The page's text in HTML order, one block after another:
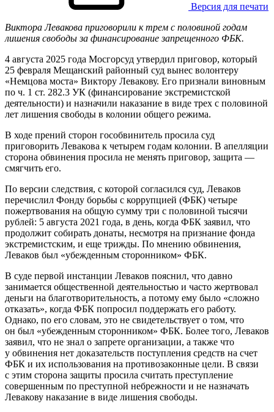
Версия для печати
Виктора Левакова приговорили к трем с половиной годам
лишения свободы за финансирование запрещенного ФБК.
4 августа 2025 года Мосгорсуд утвердил приговор, который
25 февраля Мещанский районный суд вынес волонтеру
«Немцова моста» Виктору Левакову. Его признали виновным
по ч. 1 ст. 282.3 УК (финансирование экстремистской
деятельности) и назначили наказание в виде трех с половиной
лет лишения свободы в колонии общего режима.
В ходе прений сторон гособвинитель просила суд
приговорить Левакова к четырем годам колонии. В апелляции
сторона обвинения просила не менять приговор, защита —
смягчить его.
По версии следствия, с которой согласился суд, Леваков
перечислил Фонду борьбы с коррупцией (ФБК) четыре
пожертвования на общую сумму три с половиной тысячи
рублей: 5 августа 2021 года, в день, когда ФБК заявил, что
продолжит собирать донаты, несмотря на признание фонда
экстремистским, и еще трижды. По мнению обвинения,
Леваков был «убежденным сторонником» ФБК.
В суде первой инстанции Леваков пояснил, что давно
занимается общественной деятельностью и часто жертвовал
деньги на благотворительность, а потому ему было «сложно
отказать», когда ФБК попросил поддержать его работу.
Однако, по его словам, это не свидетельствует о том, что
он был «убежденным сторонником» ФБК. Более того, Леваков
заявил, что не знал о запрете организации, а также что
у обвинения нет доказательств поступления средств на счет
ФБК и их использования на противозаконные цели. В связи
с этим сторона защиты просила считать преступление
совершенным по преступной небрежности и не назначать
Левакову наказание в виде лишения свободы.